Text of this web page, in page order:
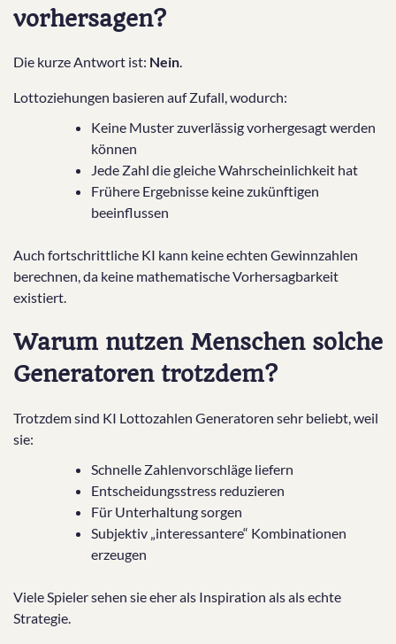
vorhersagen?
Die kurze Antwort ist: Nein.
Lottoziehungen basieren auf Zufall, wodurch:
Keine Muster zuverlässig vorhergesagt werden
können
Jede Zahl die gleiche Wahrscheinlichkeit hat
Frühere Ergebnisse keine zukünftigen
beeinflussen
Auch fortschrittliche KI kann keine echten Gewinnzahlen
berechnen, da keine mathematische Vorhersagbarkeit
existiert.
Warum nutzen Menschen solche
Generatoren trotzdem?
Trotzdem sind KI Lottozahlen Generatoren sehr beliebt, weil
sie:
Schnelle Zahlenvorschläge liefern
Entscheidungsstress reduzieren
Für Unterhaltung sorgen
Subjektiv „interessantere“ Kombinationen
erzeugen
Viele Spieler sehen sie eher als Inspiration als als echte
Strategie.